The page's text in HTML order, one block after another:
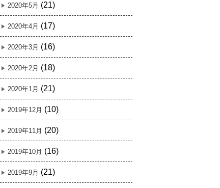
2020年5月 (21)
2020年4月 (17)
2020年3月 (16)
2020年2月 (18)
2020年1月 (21)
2019年12月 (10)
2019年11月 (20)
2019年10月 (16)
2019年9月 (21)